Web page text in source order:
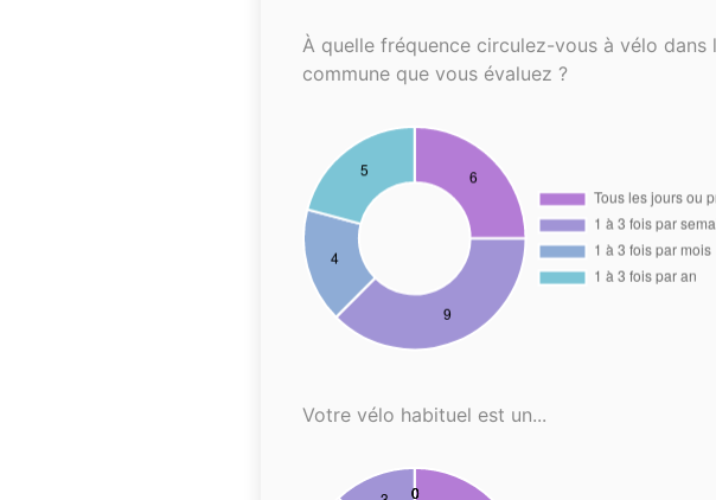
À quelle fréquence circulez-vous à vélo dans
commune que vous évaluez ?
Votre vélo habituel est un...